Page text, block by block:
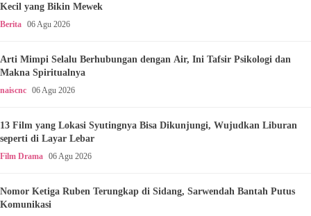
Kecil yang Bikin Mewek
Berita 06 Agu 2026
Arti Mimpi Selalu Berhubungan dengan Air, Ini Tafsir Psikologi dan
Makna Spiritualnya
naiscnc 06 Agu 2026
13 Film yang Lokasi Syutingnya Bisa Dikunjungi, Wujudkan Liburan
seperti di Layar Lebar
Film Drama 06 Agu 2026
Nomor Ketiga Ruben Terungkap di Sidang, Sarwendah Bantah Putus
Komunikasi